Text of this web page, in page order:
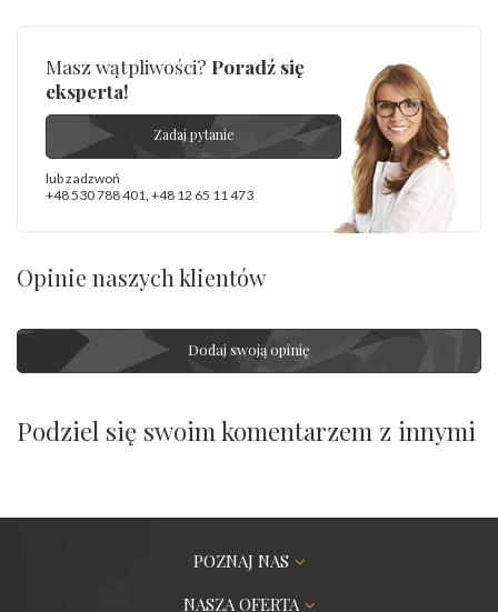
Masz wątpliwości? Poradź się
eksperta!
Zadaj pytanie
lub zadzwoń
+48 530 788 401, +48 12 65 11 473
Opinie naszych klientów
Dodaj swoją opinię
Podziel się swoim komentarzem z innymi
POZNAJ NAS
NASZA OFERTA